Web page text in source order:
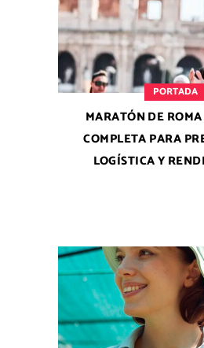
PORTADA
MARATÓN DE
COMPLETA PARA
LOGÍSTICA Y